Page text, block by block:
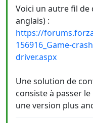
Voici un autre fil de
anglais) :
https://
156916_Game-
driver.aspx
Une solution de
consiste à passer
une version plus